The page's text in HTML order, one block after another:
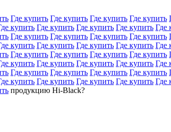
Где купить Где купить Где купить Где купить
купить Где купить Где купить Где купить Где
Где купить Где купить Где купить Где купить
купить Где купить Где купить Где купить Где
Где купить Где купить Где купить Где купить
купить Где купить Где купить Где купить Где
Где купить Где купить Где купить Где купить
купить Где купить Где купить Где купить Где
продукцию Hi-Black?